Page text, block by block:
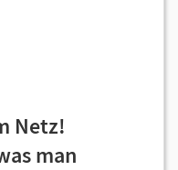
Netz!
man